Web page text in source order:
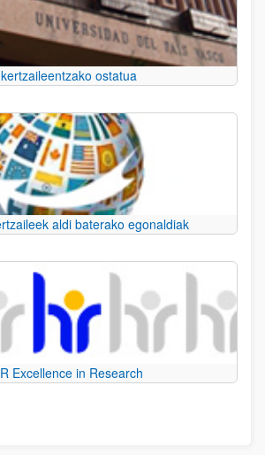
ostatua
aldi baterako egonaldiak
Excellence in Research